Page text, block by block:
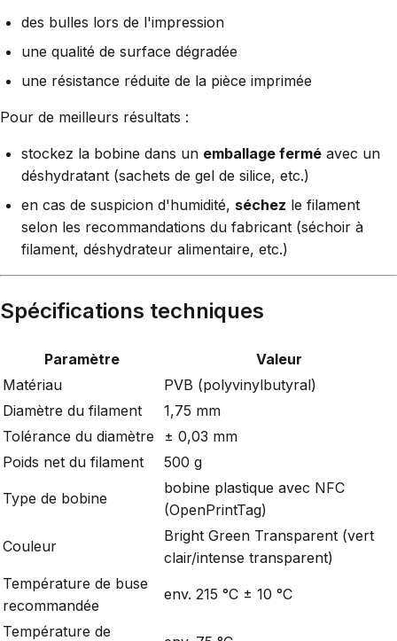
des bulles lors de l'impression
une qualité de surface dégradée
une résistance réduite de la pièce imprimée
Pour de meilleurs résultats :
stockez la bobine dans un emballage fermé avec un
déshydratant (sachets de gel de silice, etc.)
en cas de suspicion d'humidité, séchez le filament
selon les recommandations du fabricant (séchoir à
filament, déshydrateur alimentaire, etc.)
Spécifications techniques
Paramètre
Valeur
Matériau
PVB (polyvinylbutyral)
Diamètre du filament
1,75 mm
Tolérance du diamètre
± 0,03 mm
Poids net du filament
500 g
Type de bobine
bobine plastique avec NFC
(OpenPrintTag)
Couleur
Bright Green Transparent (vert
clair/intense transparent)
Température de buse
recommandée
env. 215 °C ± 10 °C
Température de